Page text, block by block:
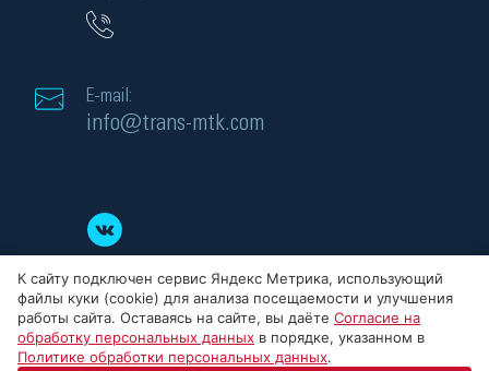
E-mail:
info@trans-mtk.com
К сайту подключен сервис Яндекс Метрика, использующий
файлы куки (cookie) для анализа посещаемости и улучшения
работы сайта. Оставаясь на сайте, вы даёте Согласие на
обработку персональных данных в порядке, указанном в
Политике обработки персональных данных.